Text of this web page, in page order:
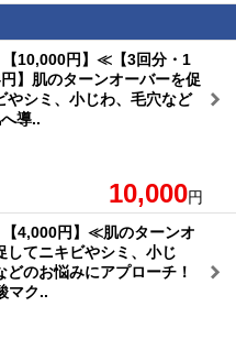
【10,000円】≪【3回分・1
】肌のターンオーバーを促
やシミ、小じわ、毛穴など
導..
10,000円
【4,000円】≪肌のターンオ
してニキビやシミ、小じ
どのお悩みにアプローチ！
マク..